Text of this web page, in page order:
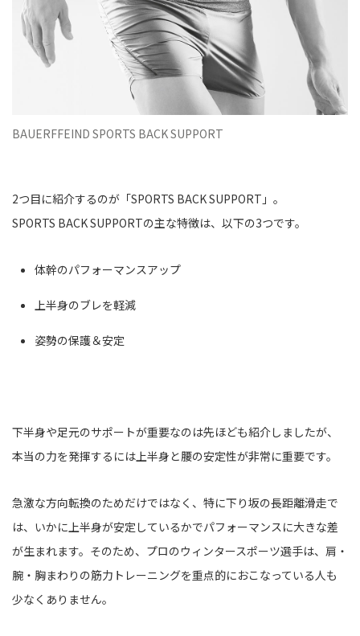
BAUERFFEIND SPORTS BACK SUPPORT
2つ目に紹介するのが「SPORTS BACK SUPPORT」。
SPORTS BACK SUPPORTの主な特徴は、以下の3つです。
体幹のパフォーマンスアップ
上半身のブレを軽減
姿勢の保護＆安定
下半身や足元のサポートが重要なのは先ほども紹介しましたが、
本当の力を発揮するには上半身と腰の安定性が非常に重要です。
急激な方向転換のためだけではなく、特に下り坂の長距離滑走で
は、いかに上半身が安定しているかでパフォーマンスに大きな差
が生まれます。そのため、プロのウィンタースポーツ選手は、肩・
腕・胸まわりの筋力トレーニングを重点的におこなっている人も
少なくありません。